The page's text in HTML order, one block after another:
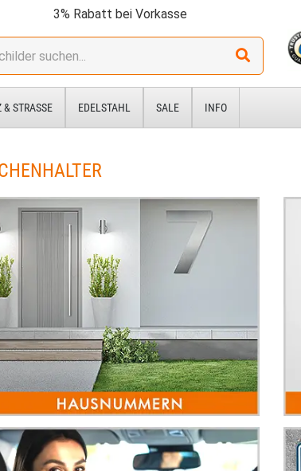
3% Rabatt bei Vorkasse
STRASSE EDELSTAHL SALE INFO